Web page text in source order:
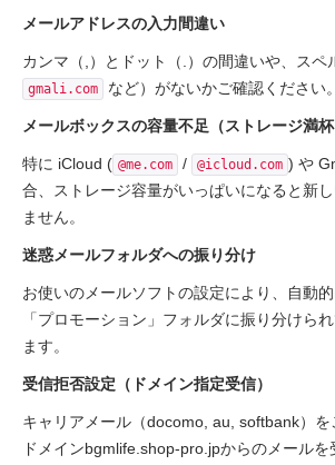
メールアドレスの入力間違い
カンマ（,）とドット（.）の間違いや、スペ
gmali.com など）がないかご確認ください。
メールボックスの容量不足（ストレージ満杯
特に iCloud ( @me.com / @icloud.com ) や
合、ストレージ容量がいっぱいになると新
ません。
迷惑メールフォルダへの振り分け
お使いのメールソフトの設定により、自動
「プロモーション」フォルダに振り分けら
ます。
受信拒否設定（ドメイン指定受信）
キャリアメール（docomo, au, softbank）を
ドメインbgmlife.shop-pro.jpからのメール